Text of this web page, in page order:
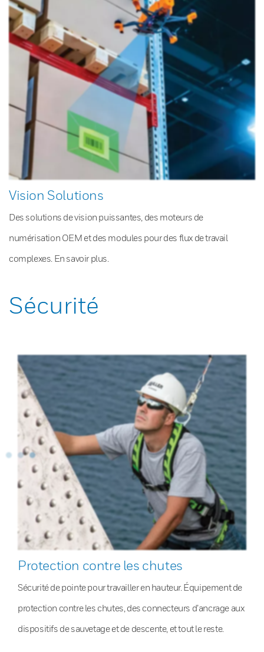
Vision Solutions
Des solutions de vision puissantes, des moteurs de
numérisation OEM et des modules pour des flux de travail
complexes. En savoir plus.
Sécurité
Protection contre les chutes
Sécurité de pointe pour travailler en hauteur. Équipement de
protection contre les chutes, des connecteurs d’ancrage aux
dispositifs de sauvetage et de descente, et tout le reste.